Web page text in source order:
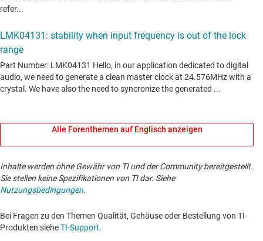
Alle Forenthemen auf Englisch anzeigen
Inhalte werden ohne Gewähr von TI und der Community bereitgestellt.
Sie stellen keine Spezifikationen von TI dar. Siehe
Nutzungsbedingungen.
Bei Fragen zu den Themen Qualität, Gehäuse oder Bestellung von TI-
Produkten sieheTI-Support. ​​​​​​​​​​​​​​